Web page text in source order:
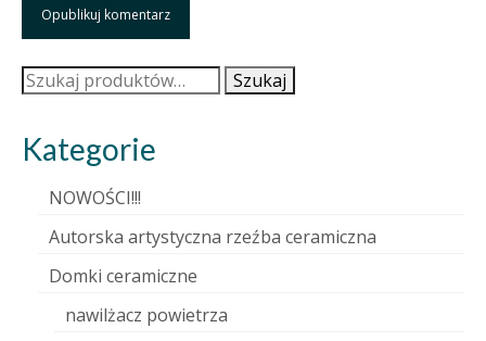
Szukaj: Szukaj
Kategorie
NOWOŚCI!!!
Autorska artystyczna rzeźba ceramiczna
Domki ceramiczne
nawilżacz powietrza